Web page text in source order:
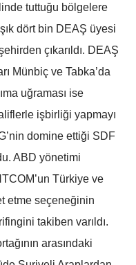
tuttuğu bölgelere
dört bin DEAŞ üyesi
çıkarıldı. DEAŞ
Münbiç ve Tabka’da
uğraması ise
işbirliği yapmayı
domine ettiği SDF
ABD yönetimi
Türkiye ve
etme seçeneğinin
takiben varıldı.
arasındaki